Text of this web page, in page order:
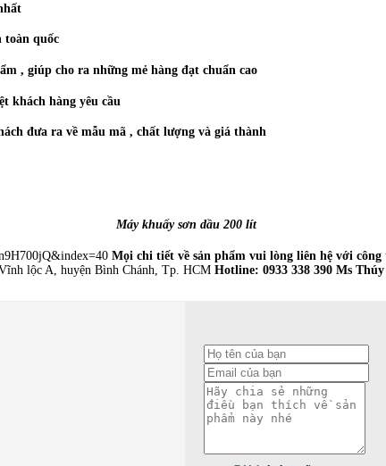
toàn quốc
, giúp cho ra những mẻ hàng đạt chuẩn cao
khách hàng yêu cầu
đưa ra về mẫu mã , chất lượng và giá thành
Máy khuấy sơn dầu 200 lít
Mọi chi tiết về sản phẩm vui lòng liên hệ với
lộc A, huyện Bình Chánh, Tp. HCM Hotline: 0933 338 390 Ms Thúy